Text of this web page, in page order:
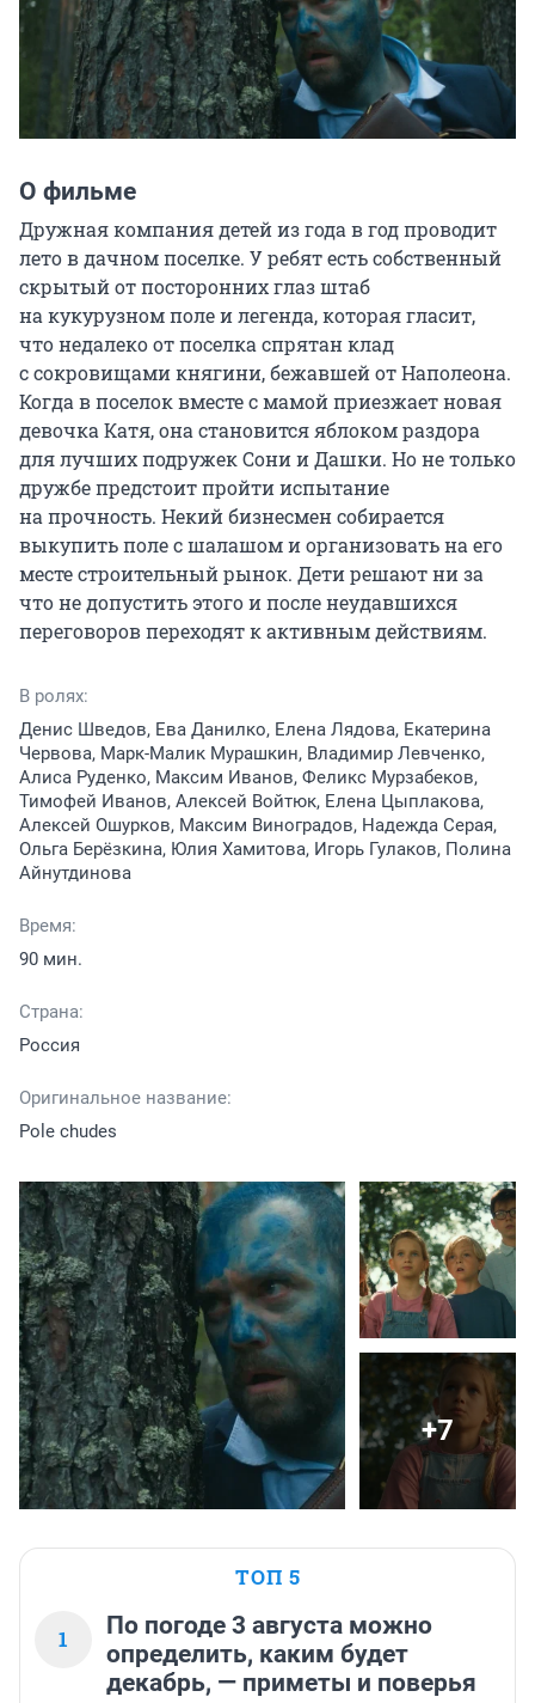
О фильме
Дружная компания детей из года в год проводит
лето в дачном поселке. У ребят есть собственный
скрытый от посторонних глаз штаб
на кукурузном поле и легенда, которая гласит,
что недалеко от поселка спрятан клад
с сокровищами княгини, бежавшей от Наполеона.
Когда в поселок вместе с мамой приезжает новая
девочка Катя, она становится яблоком раздора
для лучших подружек Сони и Дашки. Но не только
дружбе предстоит пройти испытание
на прочность. Некий бизнесмен собирается
выкупить поле с шалашом и организовать на его
месте строительный рынок. Дети решают ни за
что не допустить этого и после неудавшихся
переговоров переходят к активным действиям.
В ролях:
Денис Шведов, Ева Данилко, Елена Лядова, Екатерина
Червова, Марк-Малик Мурашкин, Владимир Левченко,
Алиса Руденко, Максим Иванов, Феликс Мурзабеков,
Тимофей Иванов, Алексей Войтюк, Елена Цыплакова,
Алексей Ошурков, Максим Виноградов, Надежда Серая,
Ольга Берёзкина, Юлия Хамитова, Игорь Гулаков, Полина
Айнутдинова
Время:
90 мин.
Страна:
Россия
Оригинальное название:
Pole chudes
+7
ТОП 5
1
По погоде 3 августа можно
определить, каким будет
декабрь, — приметы и поверья